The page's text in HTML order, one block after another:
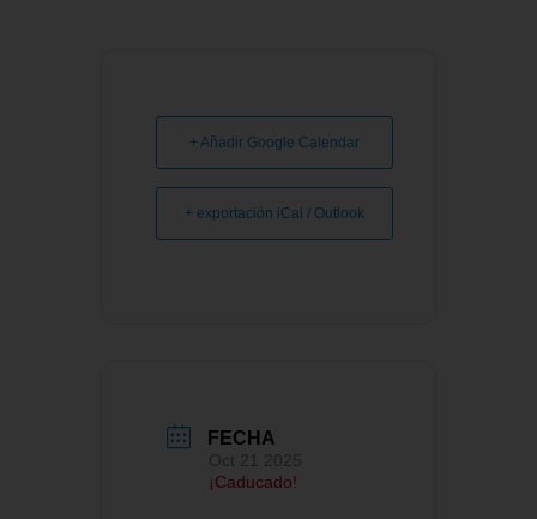
+ Añadir Google Calendar
+ exportación iCal / Outlook
FECHA
¡Caducado!